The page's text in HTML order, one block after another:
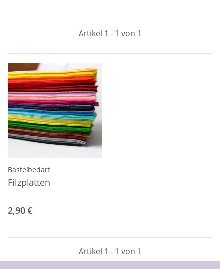
Artikel 1 - 1 von 1
Bastelbedarf
Filzplatten
2,90 €
Artikel 1 - 1 von 1